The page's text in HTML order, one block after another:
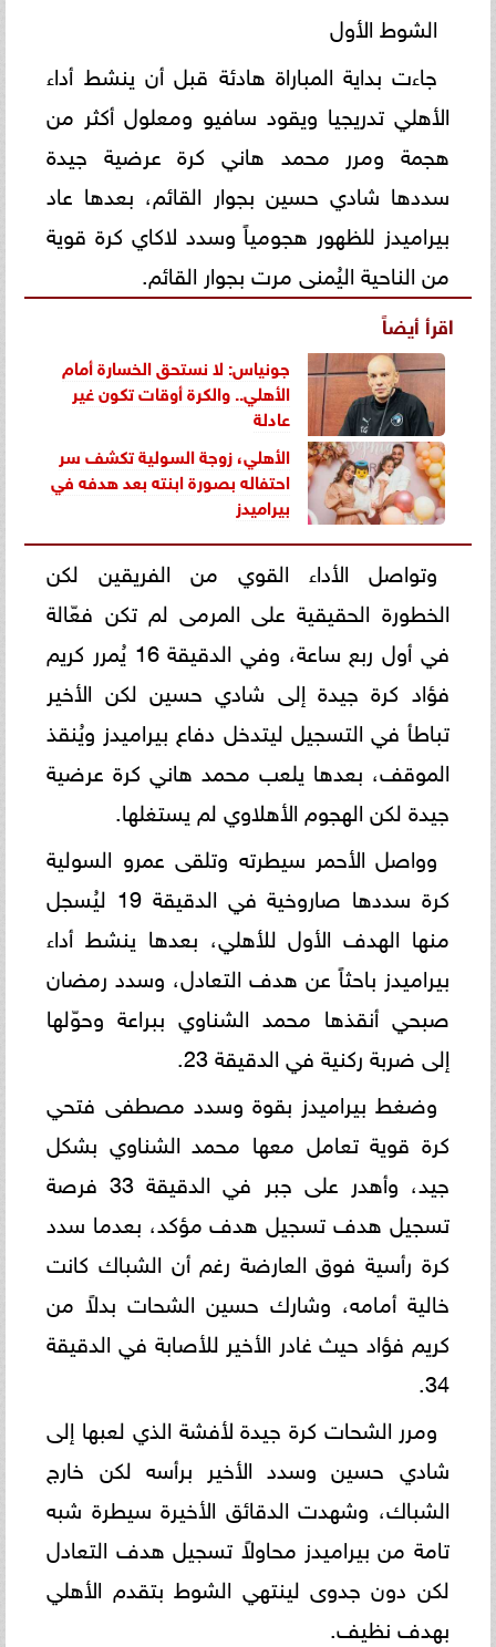
الشوط الأول
جاءت بداية المباراة هادئة قبل أن ينشط أداء
الأهلي تدريجيا ويقود سافيو ومعلول أكثر من
هجمة ومرر محمد هاني كرة عرضية جيدة
سددها شادي حسين بجوار القائم، بعدها عاد
بيراميدز للظهور هجومياً وسدد لاكاي كرة قوية
من الناحية اليُمنى مرت بجوار القائم.
اقرأ أيضاً
جونياس: لا نستحق الخسارة أمام
الأهلي.. والكرة أوقات تكون غير
عادلة
الأهلي، زوجة السولية تكشف سر
احتفاله بصورة ابنته بعد هدفه في
بيراميدز
وتواصل الأداء القوي من الفريقين لكن
الخطورة الحقيقية على المرمى لم تكن فعّالة
في أول ربع ساعة، وفي الدقيقة 16 يُمرر كريم
فؤاد كرة جيدة إلى شادي حسين لكن الأخير
تباطأ في التسجيل ليتدخل دفاع بيراميدز ويُنقذ
الموقف، بعدها يلعب محمد هاني كرة عرضية
جيدة لكن الهجوم الأهلاوي لم يستغلها.
وواصل الأحمر سيطرته وتلقى عمرو السولية
كرة سددها صاروخية في الدقيقة 19 ليُسجل
منها الهدف الأول للأهلي، بعدها ينشط أداء
بيراميدز باحثاً عن هدف التعادل، وسدد رمضان
صبحي أنقذها محمد الشناوي ببراعة وحوّلها
إلى ضربة ركنية في الدقيقة 23.
وضغط بيراميدز بقوة وسدد مصطفى فتحي
كرة قوية تعامل معها محمد الشناوي بشكل
جيد، وأهدر على جبر في الدقيقة 33 فرصة
تسجيل هدف تسجيل هدف مؤكد، بعدما سدد
كرة رأسية فوق العارضة رغم أن الشباك كانت
خالية أمامه، وشارك حسين الشحات بدلاً من
كريم فؤاد حيث غادر الأخير للأصابة في الدقيقة
34.
ومرر الشحات كرة جيدة لأفشة الذي لعبها إلى
شادي حسين وسدد الأخير برأسه لكن خارج
الشباك، وشهدت الدقائق الأخيرة سيطرة شبه
تامة من بيراميدز محاولاً تسجيل هدف التعادل
لكن دون جدوى لينتهي الشوط بتقدم الأهلي
بهدف نظيف.